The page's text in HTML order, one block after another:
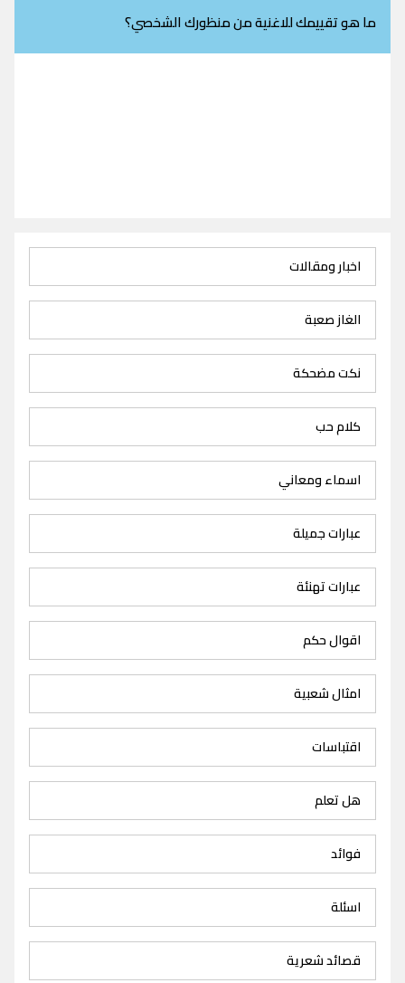
ما هو تقييمك للاغنية من منظورك الشخصي؟
اخبار ومقالات
الغاز صعبة
نكت مضحكة
كلام حب
اسماء ومعاني
عبارات جميلة
عبارات تهنئة
اقوال حكم
امثال شعبية
اقتباسات
هل تعلم
فوائد
اسئلة
قصائد شعرية